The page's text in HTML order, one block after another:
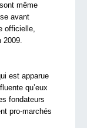
même
avant
officielle,
2009.
est apparue
qu’eux
fondateurs
pro-marchés